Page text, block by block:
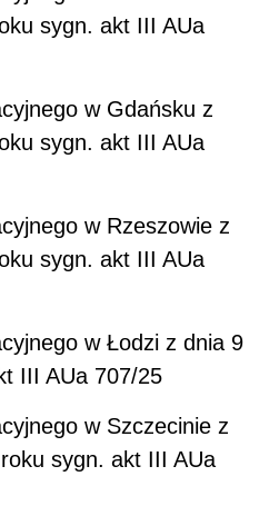
sygn. akt III AUa
w Gdańsku z
sygn. akt III AUa
w Rzeszowie z
sygn. akt III AUa
w Łodzi z dnia 9
III AUa 707/25
w Szczecinie z
sygn. akt III AUa